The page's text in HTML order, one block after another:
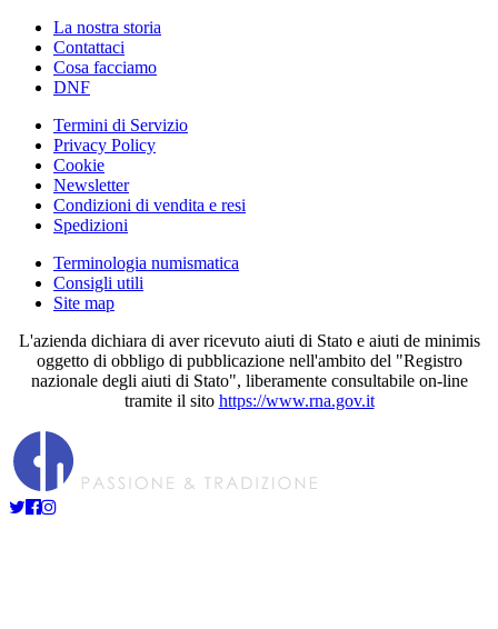
La nostra storia
Contattaci
Cosa facciamo
DNF
Termini di Servizio
Privacy Policy
Cookie
Newsletter
Condizioni di vendita e resi
Spedizioni
Terminologia numismatica
Consigli utili
Site map
L'azienda dichiara di aver ricevuto aiuti di Stato e aiuti de minimis
oggetto di obbligo di pubblicazione nell'ambito del "Registro
nazionale degli aiuti di Stato", liberamente consultabile on-line
tramite il sito https://www.rna.gov.it